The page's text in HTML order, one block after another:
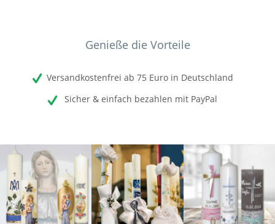
Genieße die Vorteile
Versandkostenfrei ab 75 Euro in Deutschland
Sicher & einfach bezahlen mit PayPal